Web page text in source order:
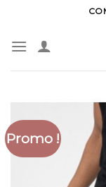
content
Promo !